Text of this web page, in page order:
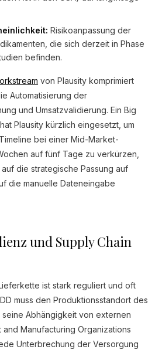
Risikoanpassung der
die sich derzeit in Phase
befinden.
von Plausity komprimiert
Automatisierung der
und Umsatzvalidierung. Ein Big
Plausity kürzlich eingesetzt, um
bei einer Mid-Market-
auf fünf Tage zu verkürzen,
die strategische Passung auf
die manuelle Dateneingabe
und Supply Chain
ist stark reguliert und oft
muss den Produktionsstandort des
seine Abhängigkeit von externen
Manufacturing Organizations
Unterbrechung der Versorgung